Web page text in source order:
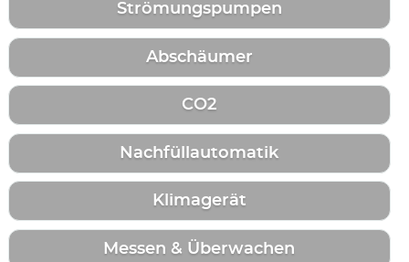
Strömungspumpen
Abschäumer
CO2
Nachfüllautomatik
Klimagerät
Messen & Überwachen